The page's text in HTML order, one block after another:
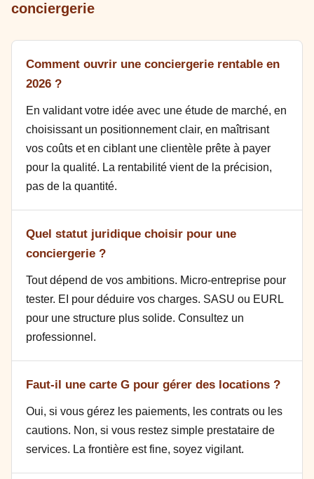
conciergerie
Comment ouvrir une conciergerie rentable en
2026 ?
En validant votre idée avec une étude de marché, en
choisissant un positionnement clair, en maîtrisant
vos coûts et en ciblant une clientèle prête à payer
pour la qualité. La rentabilité vient de la précision,
pas de la quantité.
Quel statut juridique choisir pour une
conciergerie ?
Tout dépend de vos ambitions. Micro-entreprise pour
tester. EI pour déduire vos charges. SASU ou EURL
pour une structure plus solide. Consultez un
professionnel.
Faut-il une carte G pour gérer des locations ?
Oui, si vous gérez les paiements, les contrats ou les
cautions. Non, si vous restez simple prestataire de
services. La frontière est fine, soyez vigilant.